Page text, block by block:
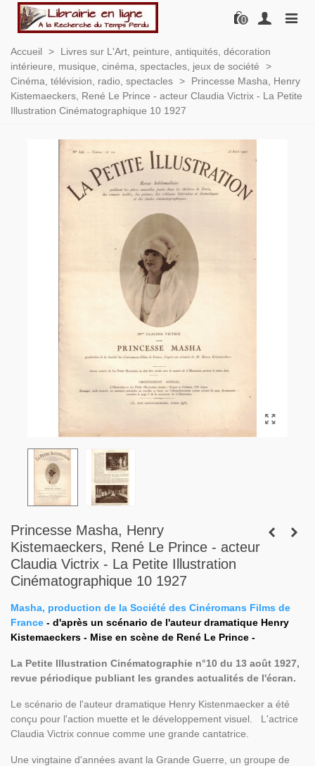
0
Accueil >
Livres sur L'Art, peinture, antiquités, décoration
intérieure, musique, cinéma, spectacles, jeux de société
>
Cinéma, télévision, radio, spectacles >
Princesse Masha, Henry
Kistemaeckers, René Le Prince - acteur Claudia Victrix - La Petite
Illustration Cinématographique 10 1927
Princesse Masha, Henry
Kistemaeckers, René Le Prince - acteur
Claudia Victrix - La Petite Illustration
Cinématographique 10 1927
Masha, production de la Société des Cinéromans Films de
France - d'après un scénario de l'auteur dramatique Henry
Kistemaeckers - Mise en scène de René Le Prince -
La Petite Illustration Cinématographie n°10 du 13 août 1927,
revue périodique publiant les grandes actualités de l'écran.
Le scénario de l'auteur dramatique Henry Kistenmaecker a été
conçu pour l'action muette et le développement visuel. L'actrice
Claudia Victrix connue comme une grande cantatrice.
Une vingtaine d'années avant la Grande Guerre, un groupe de